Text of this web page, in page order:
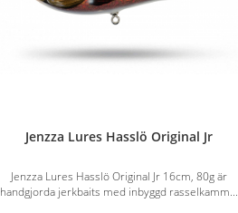
Jenzza Lures Hasslö Original Jr
Jenzza Lures Hasslö Original Jr 16cm, 80g är
handgjorda jerkbaits med inbyggd rasselkamm...